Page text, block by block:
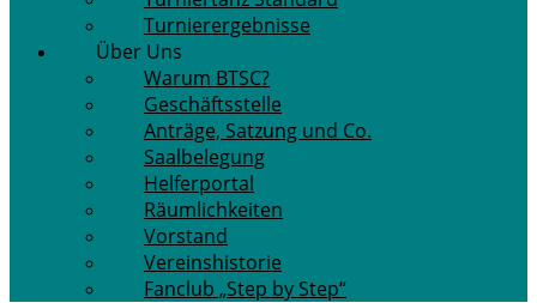
Turnierergebnisse
Über Uns
Warum BTSC?
Geschäftsstelle
Anträge, Satzung und Co.
Saalbelegung
Helferportal
Räumlichkeiten
Vorstand
Vereinshistorie
Fanclub „Step by Step“